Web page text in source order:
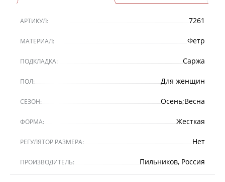
АРТИКУЛ: 7261
МАТЕРИАЛ: Фетр
ПОДКЛАДКА: Саржа
ПОЛ: Для женщин
СЕЗОН: Осень;Весна
ФОРМА: Жесткая
РЕГУЛЯТОР РАЗМЕРА: Нет
ПРОИЗВОДИТЕЛЬ: Пильников, Россия